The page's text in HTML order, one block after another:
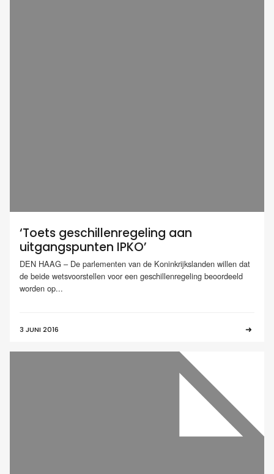
‘Toets geschillenregeling aan
uitgangspunten IPKO’
DEN HAAG – De parlementen van de Koninkrijkslanden willen dat
de beide wetsvoorstellen voor een geschillenregeling beoordeeld
worden op...
3 JUNI 2016